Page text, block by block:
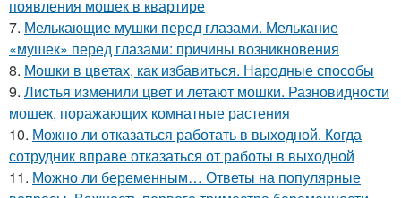
появления мошек в квартире
7. Мелькающие мушки перед глазами. Мелькание
«мушек» перед глазами: причины возникновения
8. Мошки в цветах, как избавиться. Народные способы
9. Листья изменили цвет и летают мошки. Разновидности
мошек, поражающих комнатные растения
10. Можно ли отказаться работать в выходной. Когда
сотрудник вправе отказаться от работы в выходной
11. Можно ли беременным… Ответы на популярные